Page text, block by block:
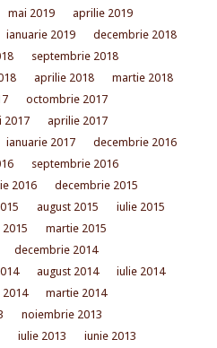
mai 2019
aprilie 2019
ianuarie 2019
decembrie 2018
septembrie 2018
aprilie 2018
martie 2018
octombrie 2017
2017
aprilie 2017
ianuarie 2017
decembrie 2016
septembrie 2016
2016
decembrie 2015
august 2015
iulie 2015
martie 2015
decembrie 2014
august 2014
iulie 2014
martie 2014
noiembrie 2013
iulie 2013 iunie 2013